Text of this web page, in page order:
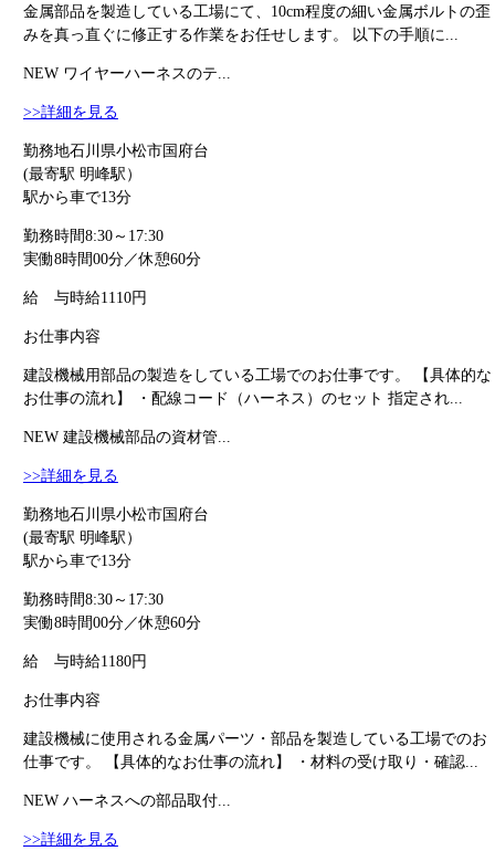
金属部品を製造している工場にて、10cm程度の細い金属ボルトの歪
みを真っ直ぐに修正する作業をお任せします。 以下の手順に...
NEWワイヤーハーネスのテ...
>>詳細を見る
勤務地石川県小松市国府台
(最寄駅 明峰駅）
駅から車で13分
勤務時間8:30～17:30
実働8時間00分／休憩60分
給 与時給1110円
お仕事内容
建設機械用部品の製造をしている工場でのお仕事です。 【具体的な
お仕事の流れ】 ・配線コード（ハーネス）のセット 指定され...
NEW建設機械部品の資材管...
>>詳細を見る
勤務地石川県小松市国府台
(最寄駅 明峰駅）
駅から車で13分
勤務時間8:30～17:30
実働8時間00分／休憩60分
給 与時給1180円
お仕事内容
建設機械に使用される金属パーツ・部品を製造している工場でのお
仕事です。 【具体的なお仕事の流れ】 ・材料の受け取り・確認...
NEWハーネスへの部品取付...
>>詳細を見る